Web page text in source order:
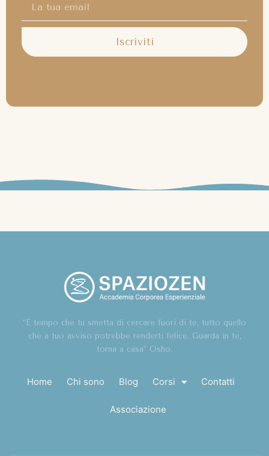
Iscriviti
“È tempo che tu smetta di cercare fuori di te, tutto quello
che a tuo avviso potrebbe renderti felice. Guarda in te,
torna a casa” Osho.
Home Chi sono Blog Corsi Contatti
Associazione